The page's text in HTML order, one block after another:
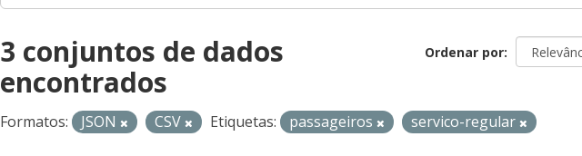
Ordenar por
3 conjuntos de dados
encontrados
Formatos: JSON CSV Etiquetas: passageiros servico-regular